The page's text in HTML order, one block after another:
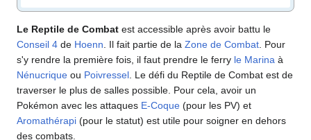
Le Reptile de Combat est accessible après avoir battu le
Conseil 4 de Hoenn . Il fait partie de la Zone de Combat . Pour
s'y rendre la première fois, il faut prendre le ferry le Marina à
Nénucrique ou Poivressel . Le défi du Reptile de Combat est de
traverser le plus de salles possible. Pour cela, avoir un
Pokémon avec les attaques E-Coque (pour les PV) et
Aromathérapi (pour le statut) est utile pour soigner en dehors
des combats.